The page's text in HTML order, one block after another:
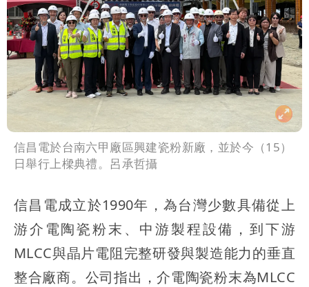
信昌電於台南六甲廠區興建瓷粉新廠，並於今（15）
日舉行上樑典禮。呂承哲攝
信昌電成立於1990年，為台灣少數具備從上
游介電陶瓷粉末、中游製程設備，到下游
MLCC與晶片電阻完整研發與製造能力的垂直
整合廠商。公司指出，介電陶瓷粉末為MLCC